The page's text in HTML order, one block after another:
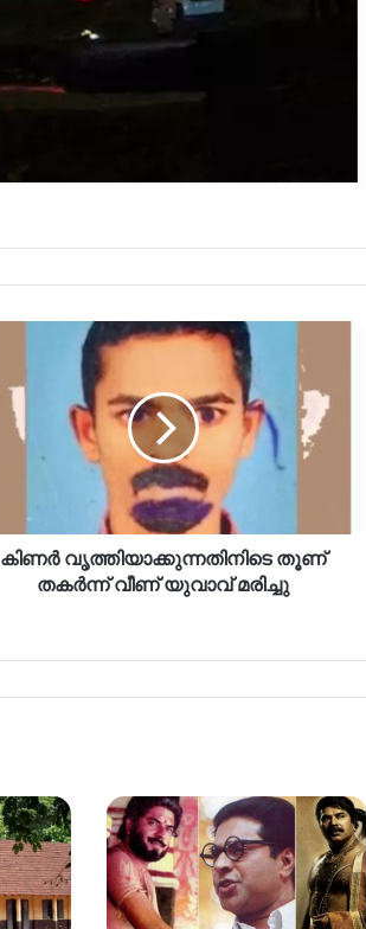
കിണർ വൃത്തിയാക്കുന്നതിനിടെ തൂണ്
തകർന്ന് വീണ് യുവാവ് മരിച്ചു